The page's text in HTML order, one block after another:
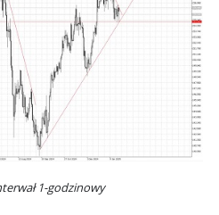
1-godzinowy